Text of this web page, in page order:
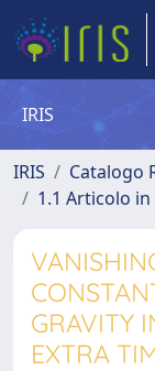
IRIS
IRIS Catalogo
1.1 Articolo
GRAVITY
EXTRA